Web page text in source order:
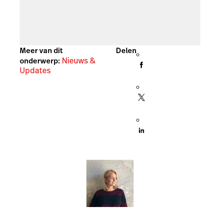
Meer van dit
onderwerp: Nieuws &
Updates
Delen